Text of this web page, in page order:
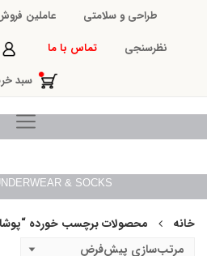
طراحی و سلامتی عاملین
نظرسنجی
تماس با ما
سبد
& SOCKS
خانه محصولات برچسب خورده